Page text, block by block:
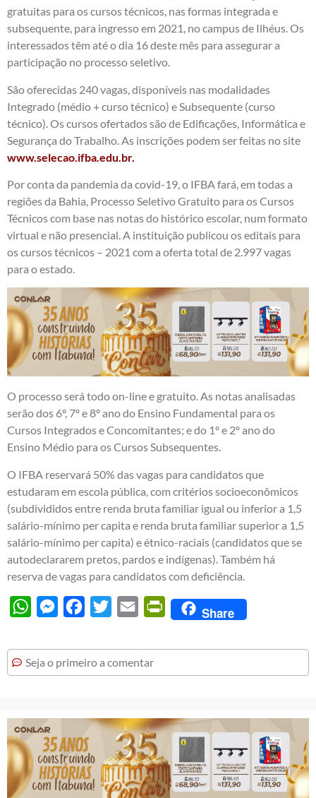
gratuitas para os cursos técnicos, nas formas integrada e
subsequente, para ingresso em 2021, no campus de Ilhéus. Os
interessados têm até o dia 16 deste mês para assegurar a
participação no processo seletivo.
São oferecidas 240 vagas, disponíveis nas modalidades
Integrado (médio + curso técnico) e Subsequente (curso
técnico). Os cursos ofertados são de Edificações, Informática e
Segurança do Trabalho. As inscrições podem ser feitas no site
www.selecao.ifba.edu.br.
Por conta da pandemia da covid-19, o IFBA fará, em todas a
regiões da Bahia, Processo Seletivo Gratuito para os Cursos
Técnicos com base nas notas do histórico escolar, num formato
virtual e não presencial. A instituição publicou os editais para
os cursos técnicos – 2021 com a oferta total de 2.997 vagas
para o estado.
O processo será todo on-line e gratuito. As notas analisadas
serão dos 6º, 7º e 8º ano do Ensino Fundamental para os
Cursos Integrados e Concomitantes; e do 1º e 2º ano do
Ensino Médio para os Cursos Subsequentes.
O IFBA reservará 50% das vagas para candidatos que
estudaram em escola pública, com critérios socioeconômicos
(subdivididos entre renda bruta familiar igual ou inferior a 1,5
salário-mínimo per capita e renda bruta familiar superior a 1,5
salário-mínimo per capita) e étnico-raciais (candidatos que se
autodeclararem pretos, pardos e indígenas). Também há
reserva de vagas para candidatos com deficiência.
WhatsAppMessengerFacebook
Twitter Email PrintFriendly
Share
Seja o primeiro a comentar